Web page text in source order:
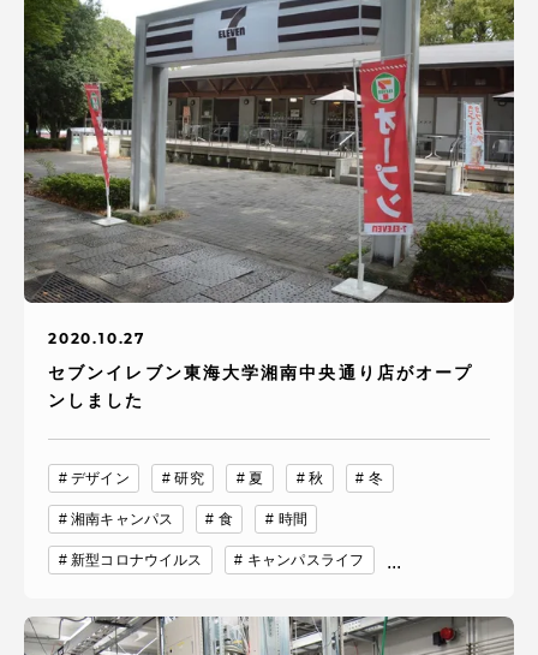
2020.10.27
セブンイレブン東海大学湘南中央通り店がオープ
ンしました
デザイン 研究 夏 秋 冬
湘南キャンパス 食 時間
新型コロナウイルス キャンパスライフ ...